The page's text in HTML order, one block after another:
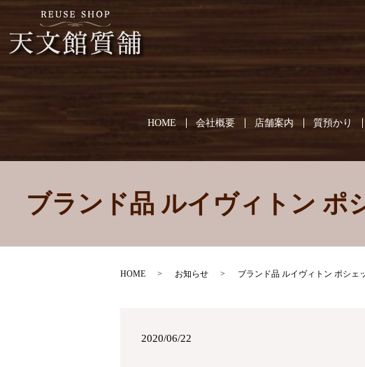
HOME 会社概要 店舗案内 質預かり
ブランド品 ルイヴィトン ポ
HOME お知らせ ブランド品 ルイヴィトン ポシェ
2020/06/22